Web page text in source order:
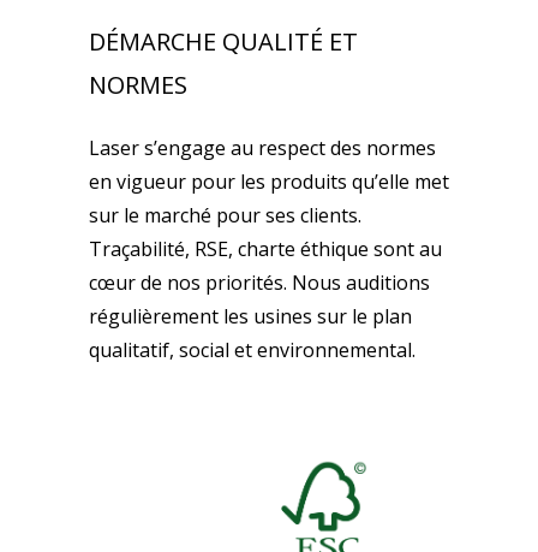
DÉMARCHE QUALITÉ ET
NORMES
Laser s’engage au respect des normes
en vigueur pour les produits qu’elle met
sur le marché pour ses clients.
Traçabilité, RSE, charte éthique sont au
cœur de nos priorités. Nous auditions
régulièrement les usines sur le plan
qualitatif, social et environnemental.